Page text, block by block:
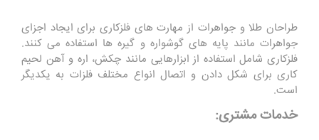
طراحان طلا و جواهرات از مهارت های فلزکاری برای ایجاد اجزای
جواهرات مانند پایه های گوشواره و گیره ها استفاده می کنند.
فلزکاری شامل استفاده از ابزارهایی مانند چکش، اره و آهن لحیم
کاری برای شکل دادن و اتصال انواع مختلف فلزات به یکدیگر
است.
خدمات مشتری: